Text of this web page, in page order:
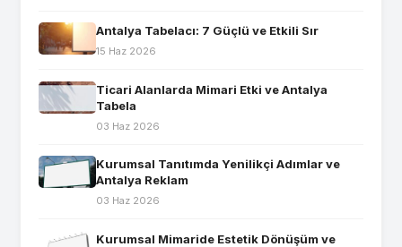
Antalya Tabelacı: 7 Güçlü ve Etkili Sır
15 Haz 2026
Ticari Alanlarda Mimari Etki ve Antalya
Tabela
03 Haz 2026
Kurumsal Tanıtımda Yenilikçi Adımlar ve
Antalya Reklam
03 Haz 2026
Kurumsal Mimaride Estetik Dönüşüm ve